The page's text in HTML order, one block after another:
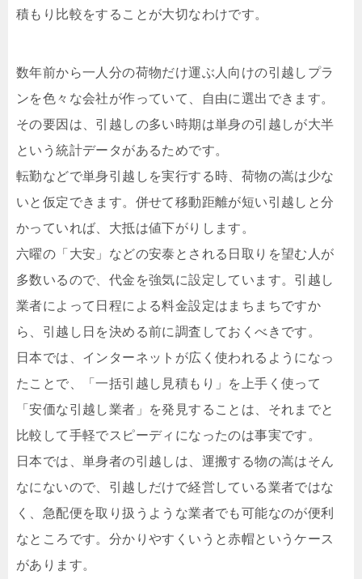
積もり比較をすることが大切なわけです。
数年前から一人分の荷物だけ運ぶ人向けの引越しプラ
ンを色々な会社が作っていて、自由に選出できます。
その要因は、引越しの多い時期は単身の引越しが大半
という統計データがあるためです。
転勤などで単身引越しを実行する時、荷物の嵩は少な
いと仮定できます。併せて移動距離が短い引越しと分
かっていれば、大抵は値下がりします。
六曜の「大安」などの安泰とされる日取りを望む人が
多数いるので、代金を強気に設定しています。引越し
業者によって日程による料金設定はまちまちですか
ら、引越し日を決める前に調査しておくべきです。
日本では、インターネットが広く使われるようになっ
たことで、「一括引越し見積もり」を上手く使って
「安価な引越し業者」を発見することは、それまでと
比較して手軽でスピーディになったのは事実です。
日本では、単身者の引越しは、運搬する物の嵩はそん
なにないので、引越しだけで経営している業者ではな
く、急配便を取り扱うような業者でも可能なのが便利
なところです。分かりやすくいうと赤帽というケース
があります。